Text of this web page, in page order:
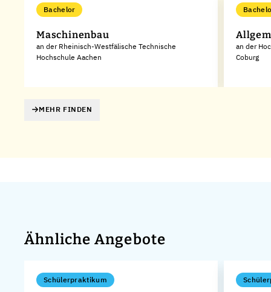
Bachelor
Maschinenbau
an der Rheinisch-Westfälische Technische
Hochschule Aachen
an der
Coburg
MEHR FINDEN
Ähnliche Angebote
Schülerpraktikum